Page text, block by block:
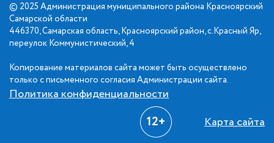
© 2025 Администрация муниципального района Красноярский
Самарской области
446370, Самарская область, Красноярский район, с.Красный Яр,
переулок Коммунистический, 4
Копирование материалов сайта может быть осуществлено
только с письменного согласия Администрации сайта.
Политика конфиденциальности
12+ Карта сайта